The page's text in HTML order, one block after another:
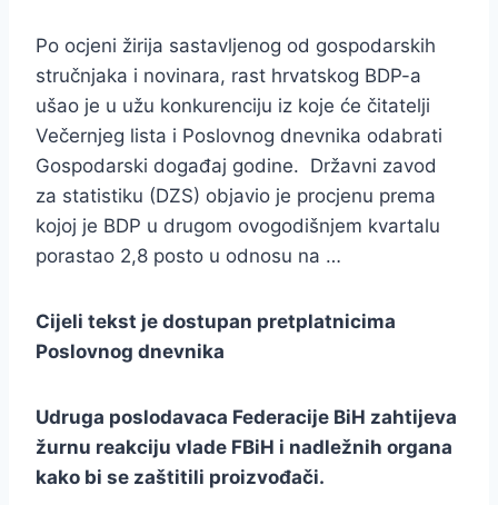
Po ocjeni žirija sastavljenog od gospodarskih
stručnjaka i novinara, rast hrvatskog BDP-a
ušao je u užu konkurenciju iz koje će čitatelji
Večernjeg lista i Poslovnog dnevnika odabrati
Gospodarski događaj godine. Državni zavod
za statistiku (DZS) objavio je procjenu prema
kojoj je BDP u drugom ovogodišnjem kvartalu
porastao 2,8 posto u odnosu na …
Cijeli tekst je dostupan pretplatnicima
Poslovnog dnevnika
Udruga poslodavaca Federacije BiH zahtijeva
žurnu reakciju vlade FBiH i nadležnih organa
kako bi se zaštitili proizvođači.